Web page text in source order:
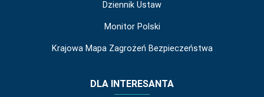
Dziennik Ustaw
Monitor Polski
Krajowa Mapa Zagrożeń Bezpieczeństwa
DLA INTERESANTA